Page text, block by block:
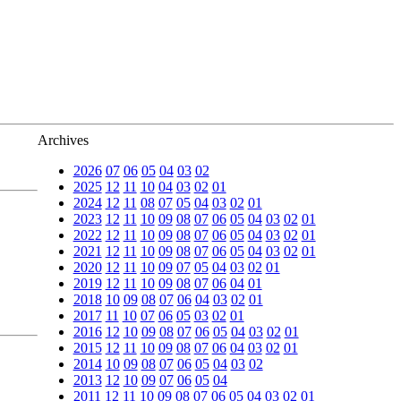
Archives
2026 07 06 05 04 03 02
2025 12 11 10 04 03 02 01
2024 12 11 08 07 05 04 03 02 01
2023 12 11 10 09 08 07 06 05 04 03 02 01
2022 12 11 10 09 08 07 06 05 04 03 02 01
2021 12 11 10 09 08 07 06 05 04 03 02 01
2020 12 11 10 09 07 05 04 03 02 01
2019 12 11 10 09 08 07 06 04 01
2018 10 09 08 07 06 04 03 02 01
2017 11 10 07 06 05 03 02 01
2016 12 10 09 08 07 06 05 04 03 02 01
2015 12 11 10 09 08 07 06 04 03 02 01
2014 10 09 08 07 06 05 04 03 02
2013 12 10 09 07 06 05 04
2011 12 11 10 09 08 07 06 05 04 03 02 01